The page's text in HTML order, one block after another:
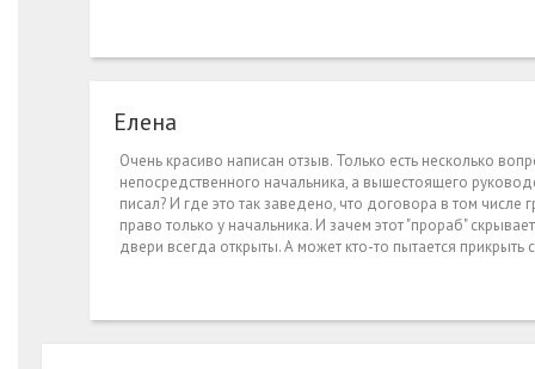
Елена
Очень красиво написан отзыв. Только есть несколько
непосредственного начальника, а вышестоящего
писал? И где это так заведено, что договора в том
право только у начальника. И зачем этот "прораб"
двери всегда открыты. А может кто-то пытается